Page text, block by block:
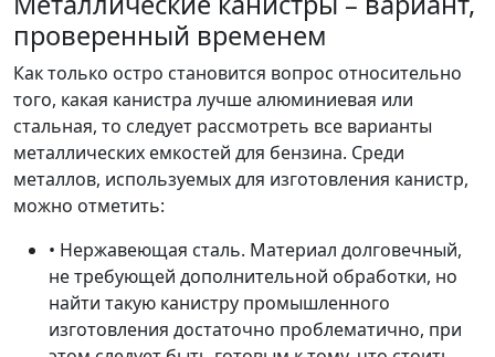
проверенный временем
Как только остро становится вопрос относительно
того, какая канистра лучше алюминиевая или
стальная, то следует рассмотреть все варианты
металлических емкостей для бензина. Среди
металлов, используемых для изготовления канистр,
можно отметить:
• Нержавеющая сталь. Материал долговечный,
не требующей дополнительной обработки, но
найти такую канистру промышленного
изготовления достаточно проблематично, при